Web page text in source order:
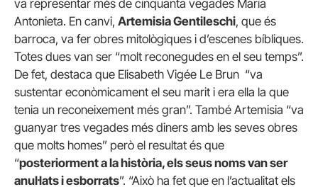
va representar més de cinquanta vegades Maria
Antonieta. En canvi, Artemisia Gentileschi, que és
barroca, va fer obres mitològiques i d’escenes bíbliques.
Totes dues van ser “molt reconegudes en el seu temps”.
De fet, destaca que Elisabeth Vigée Le Brun “va
sustentar econòmicament el seu marit i era ella la que
tenia un reconeixement més gran”. També Artemisia “va
guanyar tres vegades més diners amb les seves obres
que molts homes” però el resultat és que
“posteriorment a la història, els seus noms van ser
anul·lats i esborrats”. “Això ha fet que en l’actualitat els